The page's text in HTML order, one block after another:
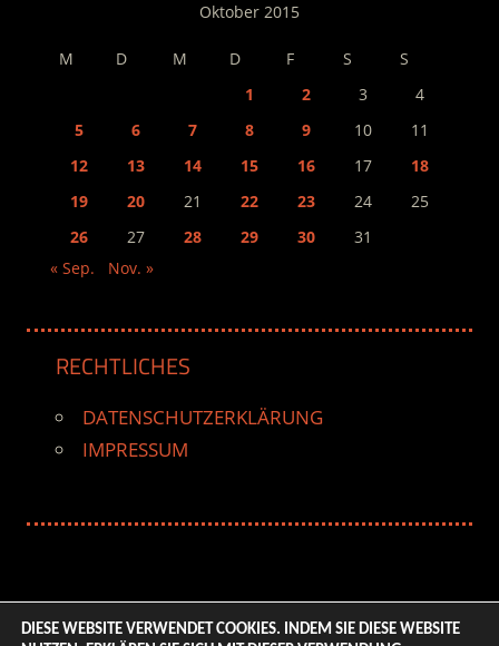
Oktober 2015
M D M D F S
S
1
2 3
4
5
6 7 8 9 10
11
12
13 14 15 16 17
18
19
20 21 22 23 24
25
26
27 28 29 30
31
« Sep.
Nov. »
RECHTLICHES
DATENSCHUTZERKLÄRUNG
IMPRESSUM
DIESE WEBSITE VERWENDET COOKIES. INDEM SIE DIESE WEBSITE